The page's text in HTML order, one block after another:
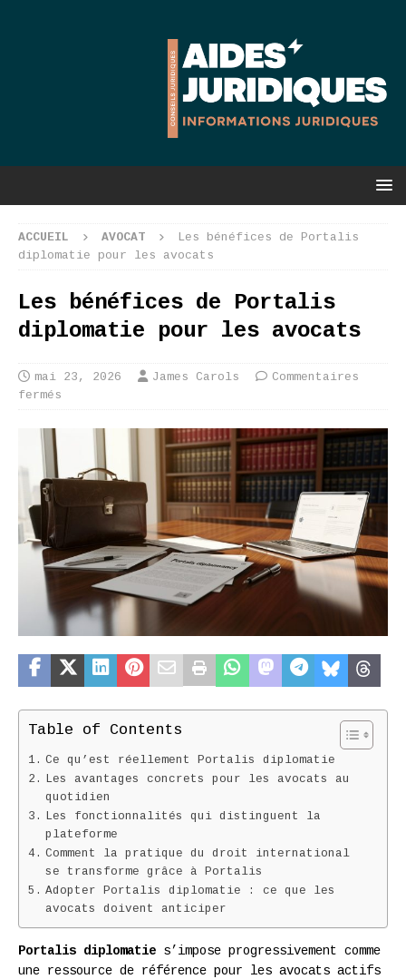
ACCUEIL AVOCAT
Les bénéfices de Portalis
diplomatie pour les avocats
Les bénéfices de Portalis
diplomatie pour les avocats
mai 23, 2026 James Carols
Commentaires
fermés
Table of Contents
Ce qu’est réellement Portalis diplomatie
Les avantages concrets pour les avocats au
quotidien
Les fonctionnalités qui distinguent la
plateforme
Comment la pratique du droit international
se transforme grâce à Portalis
Adopter Portalis diplomatie : ce que les
avocats doivent anticiper
Portalis diplomatie s’impose progressivement comme
une ressource de référence pour les avocats actifs